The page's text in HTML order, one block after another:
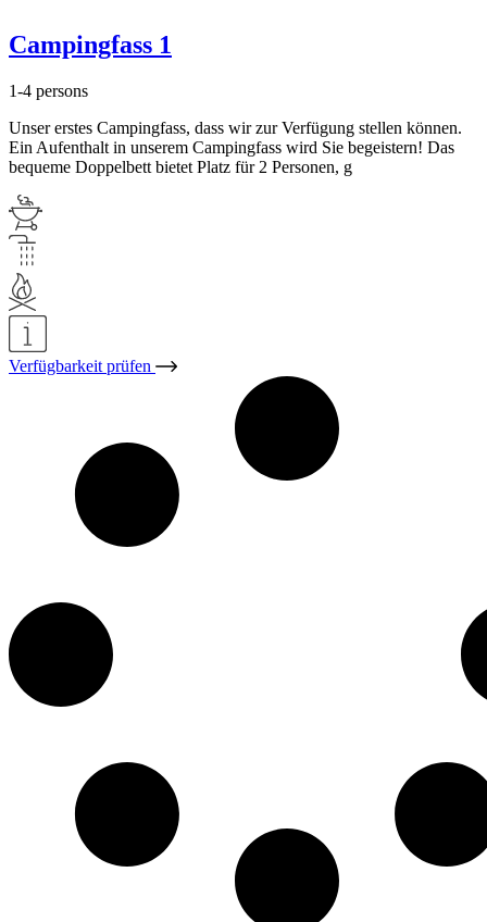
Campingfass 1
1-4 persons
Unser erstes Campingfass, dass wir zur Verfügung stellen können.
Ein Aufenthalt in unserem Campingfass wird Sie begeistern! Das
bequeme Doppelbett bietet Platz für 2 Personen, g
Verfügbarkeit prüfen